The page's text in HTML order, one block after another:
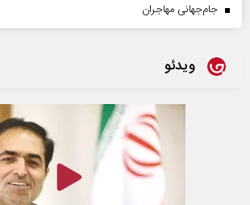
جام‌جهانی مهاجران
ویدئو